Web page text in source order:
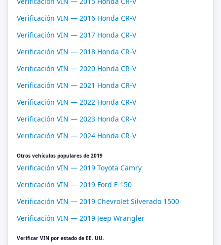
Verificación VIN — 2016 Honda CR-V
Verificación VIN — 2017 Honda CR-V
Verificación VIN — 2018 Honda CR-V
Verificación VIN — 2020 Honda CR-V
Verificación VIN — 2021 Honda CR-V
Verificación VIN — 2022 Honda CR-V
Verificación VIN — 2023 Honda CR-V
Verificación VIN — 2024 Honda CR-V
Otros vehículos populares de 2019
Verificación VIN — 2019 Toyota Camry
Verificación VIN — 2019 Ford F-150
Verificación VIN — 2019 Chevrolet Silverado 1500
Verificación VIN — 2019 Jeep Wrangler
Verificar VIN por estado de EE. UU.